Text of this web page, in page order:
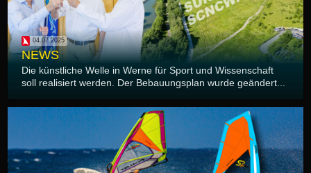
04.07.2025
NEWS
Die künstliche Welle in Werne für Sport und Wissenschaft
soll realisiert werden. Der Bebauungsplan wurde geändert...